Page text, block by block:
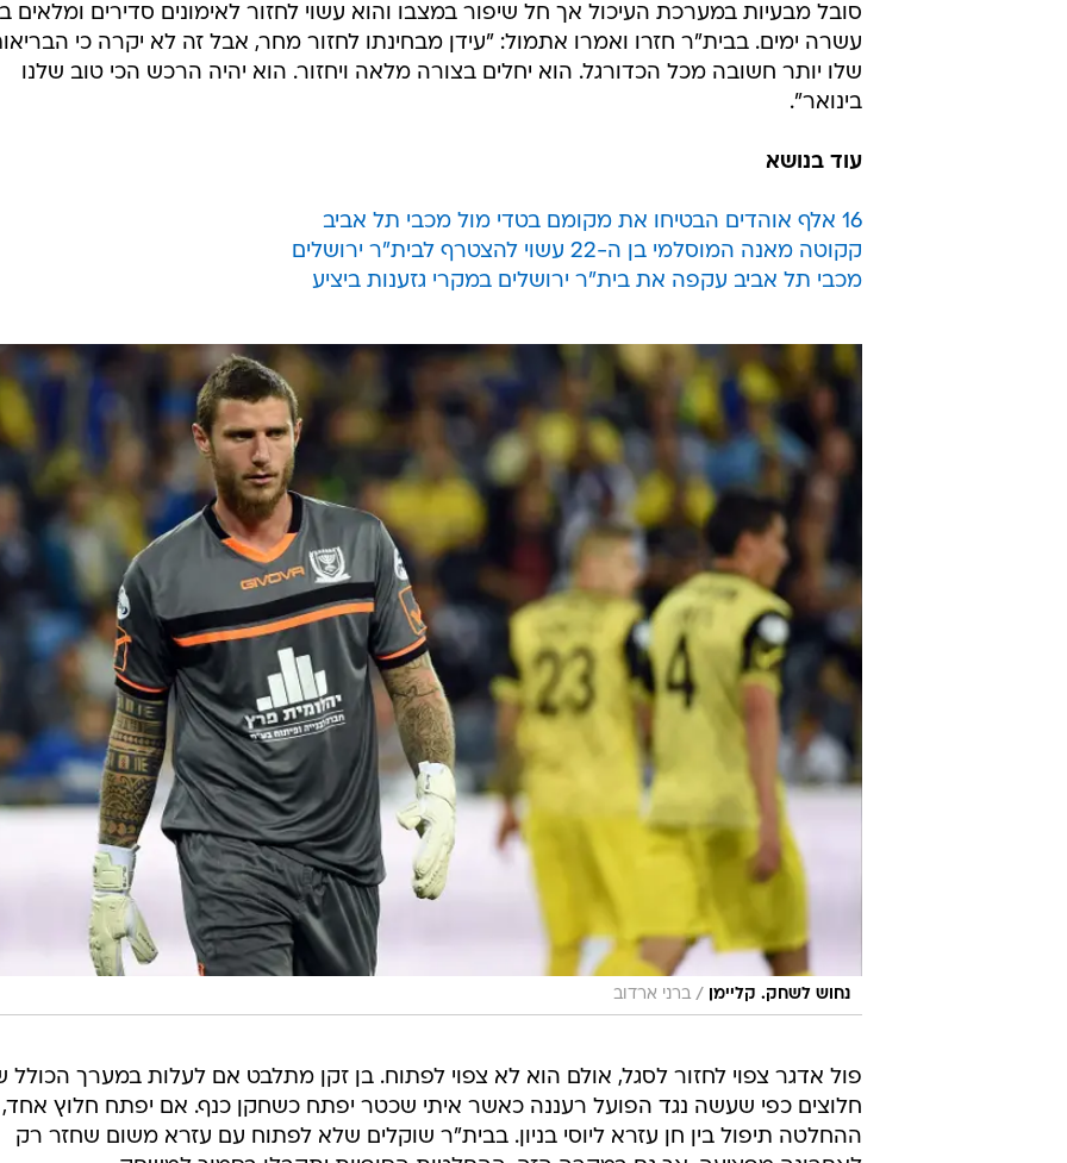
סובל מבעיות במערכת העיכול אך חל שיפור במצבו והוא עשוי לחזור לאימונים סדירים ומלאים
עשרה ימים. בבית"ר חזרו ואמרו אתמול: "עידן מבחינתו לחזור מחר, אבל זה לא יקרה כי
שלו יותר חשובה מכל הכדורגל. הוא יחלים בצורה מלאה ויחזור. הוא יהיה הרכש הכי טוב שלנו
בינואר".
עוד בנושא
16 אלף אוהדים הבטיחו את מקומם בטדי מול מכבי תל אביב
קקוטה מאנה המוסלמי בן ה-22 עשוי להצטרף לבית"ר ירושלים
מכבי תל אביב עקפה את בית"ר ירושלים במקרי גזענות ביציע
נחוש לשחק. קליימן / ברני ארדוב
פול אדגר צפוי לחזור לסגל, אולם הוא לא צפוי לפתוח. בן זקן מתלבט אם לעלות במערך הכולל
חלוצים כפי שעשה נגד הפועל רעננה כאשר איתי שכטר יפתח כשחקן כנף. אם יפתח חלוץ אחד,
ההחלטה תיפול בין חן עזרא ליוסי בניון. בבית"ר שוקלים שלא לפתוח עם עזרא משום שחזר רק